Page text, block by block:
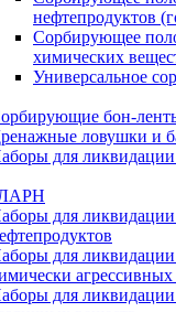
нефтепродуктов
Сорбирующее
химических
Универсальное
бон-
ловушки и
для
для ликвидации
для ликвидации
агрессивных
для ликвидации